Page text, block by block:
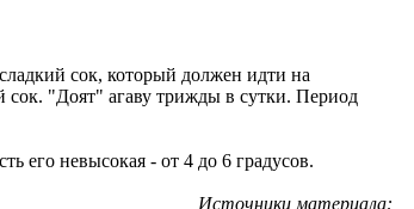
сок, который должен идти на
сок. "Доят" агаву трижды в сутки. Период
его невысокая - от 4 до 6 градусов.
Источники материала: